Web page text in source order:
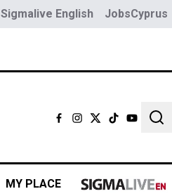
Sigmalive English JobsCyprus
MY PLACE